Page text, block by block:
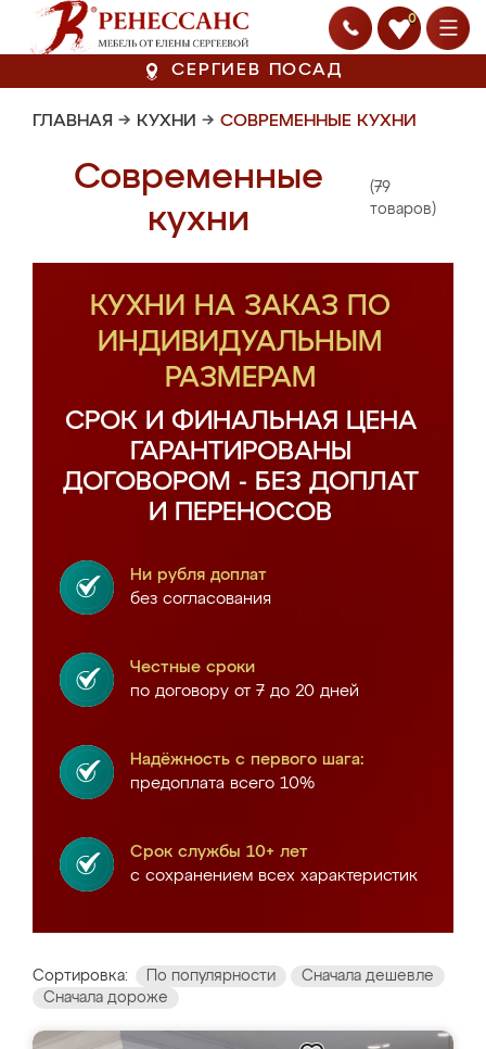
0
СЕРГИЕВ ПОСАД
ГЛАВНАЯ → КУХНИ → СОВРЕМЕННЫЕ КУХНИ
Современные
кухни
(79
товаров)
КУХНИ НА ЗАКАЗ ПО
ИНДИВИДУАЛЬНЫМ
РАЗМЕРАМ
СРОК И ФИНАЛЬНАЯ ЦЕНА
ГАРАНТИРОВАНЫ
ДОГОВОРОМ - БЕЗ ДОПЛАТ
И ПЕРЕНОСОВ
Ни рубля доплат
без согласования
Честные сроки
по договору от 7 до 20 дней
Надёжность с первого шага:
предоплата всего 10%
Срок службы 10+ лет
с сохранением всех характеристик
Сортировка: По популярности
Сначала дешевле
Сначала дороже